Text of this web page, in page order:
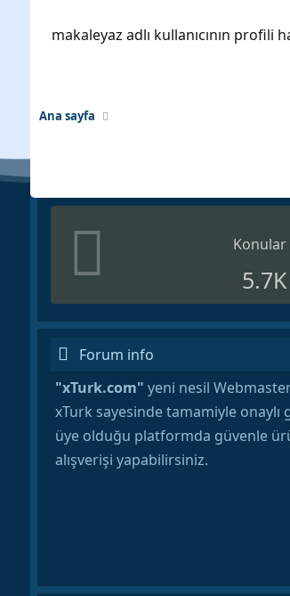
makaleyaz adlı kullanıcının profili
Ana sayfa
Konular
5.7K
Forum info
"xTurk.com" yeni nesil
xTurk sayesinde tamamiyle onaylı
üye olduğu platformda güvenle
alışverişi yapabilirsiniz.